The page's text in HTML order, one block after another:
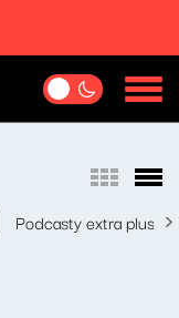
Podcasty extra plus